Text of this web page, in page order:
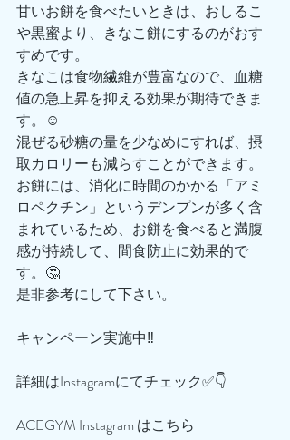
甘いお餅を食べたいときは、おしるこ
や黒蜜より、きなこ餅にするのがおす
すめです。
きなこは食物繊維が豊富なので、血糖
値の急上昇を抑える効果が期待できま
す。☺️
混ぜる砂糖の量を少なめにすれば、摂
取カロリーも減らすことができます。
お餅には、消化に時間のかかる「アミ
ロペクチン」というデンプンが多く含
まれているため、お餅を食べると満腹
感が持続して、間食防止に効果的で
す。🤔
是非参考にして下さい。
キャンペーン実施中‼️
詳細はInstagramにてチェック✅👇
ACEGYM Instagram はこちら